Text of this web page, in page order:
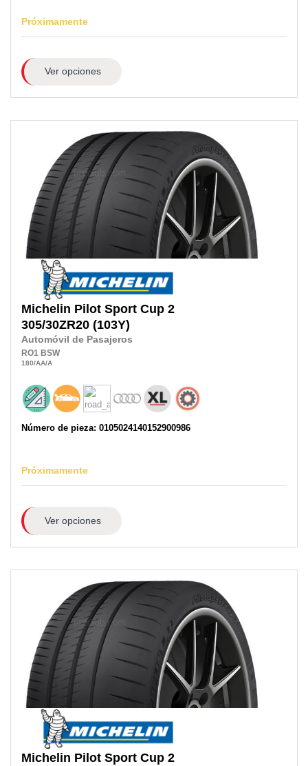
Próximamente
Ver opciones
Michelin Pilot Sport Cup 2
305/30ZR20 (103Y)
Automóvil de Pasajeros
RO1 BSW
180/AA/A
Número de pieza: 0105024140152900986
Próximamente
Ver opciones
Michelin Pilot Sport Cup 2